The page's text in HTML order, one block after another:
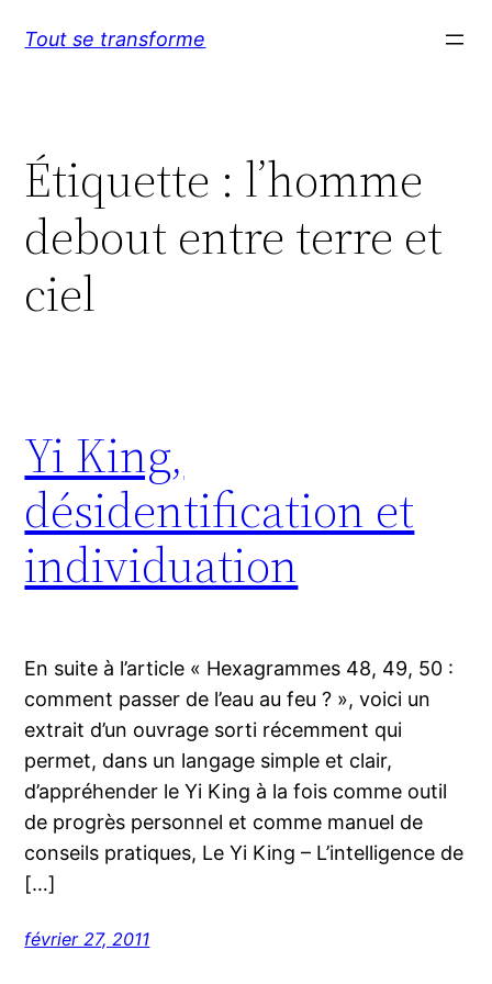
Tout se transforme
Étiquette : l’homme
debout entre terre et
ciel
Yi King,
désidentification et
individuation
En suite à l’article « Hexagrammes 48, 49, 50 :
comment passer de l’eau au feu ? », voici un
extrait d’un ouvrage sorti récemment qui
permet, dans un langage simple et clair,
d’appréhender le Yi King à la fois comme outil
de progrès personnel et comme manuel de
conseils pratiques, Le Yi King – L’intelligence de
[…]
février 27, 2011